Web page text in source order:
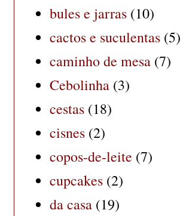
bules e jarras (10)
cactos e suculentas (5)
caminho de mesa (7)
Cebolinha (3)
cestas (18)
cisnes (2)
copos-de-leite (7)
cupcakes (2)
da casa (19)